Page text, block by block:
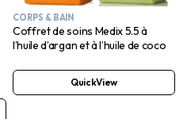
CORPS & BAIN
Coffret de soins Medix 5.5 à
l’huile d’argan et à l’huile de coco
QuickView